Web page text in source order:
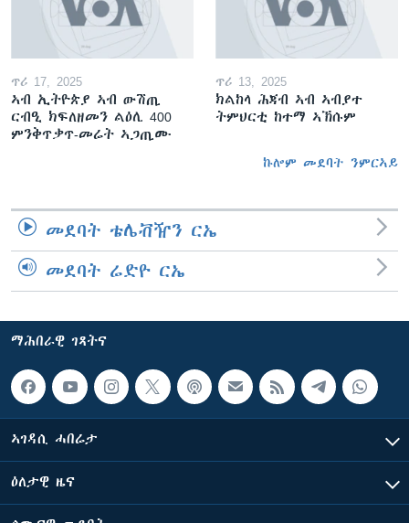
ጥሪ 17, 2025
ኣብ ኢትዮጵያ ኣብ ውሽጢ
ርብዒ ክፍለዘመን ልዕሊ 400
ምንቅጥቃጥ-መሬት ኣጋጢሙ
ጥሪ 13, 2025
ክልከላ ሕጃብ ኣብ ኣብያተ
ትምህርቲ ከተማ ኣኽሱም
ኩሎም መደባት ንምርኣይ
መደባት ቴሌቭዥን ርኤ
መደባት ሬድዮ ርኤ
ማሕበራዊ ገጻትና
ኣገዳሲ ሓበሬታ
ዕለታዊ ዜና